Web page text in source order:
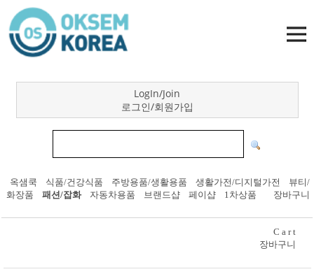
LogIn/Join
로그인/회원가입
옥샘쿡 식품/건강식품 주방용품/생활용품 생활가전/디지털가전
뷰티/
화장품
패션/잡화 자동차용품 브랜드샵 페이샵 1차상품 장바구니
C a r t
장바구니